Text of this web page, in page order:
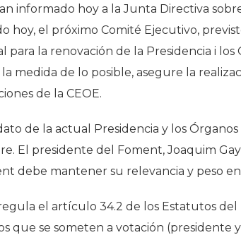
informado hoy a la Junta Directiva
hoy, el próximo Comité Ejecutivo,
para la renovación de la Presidencia i
medida de lo posible, asegure la
de la CEOE.
de la actual Presidencia y los
El presidente del Foment, Joaquim
debe mantener su relevancia y peso
el artículo 34.2 de los Estatutos
que se someten a votación (presidente